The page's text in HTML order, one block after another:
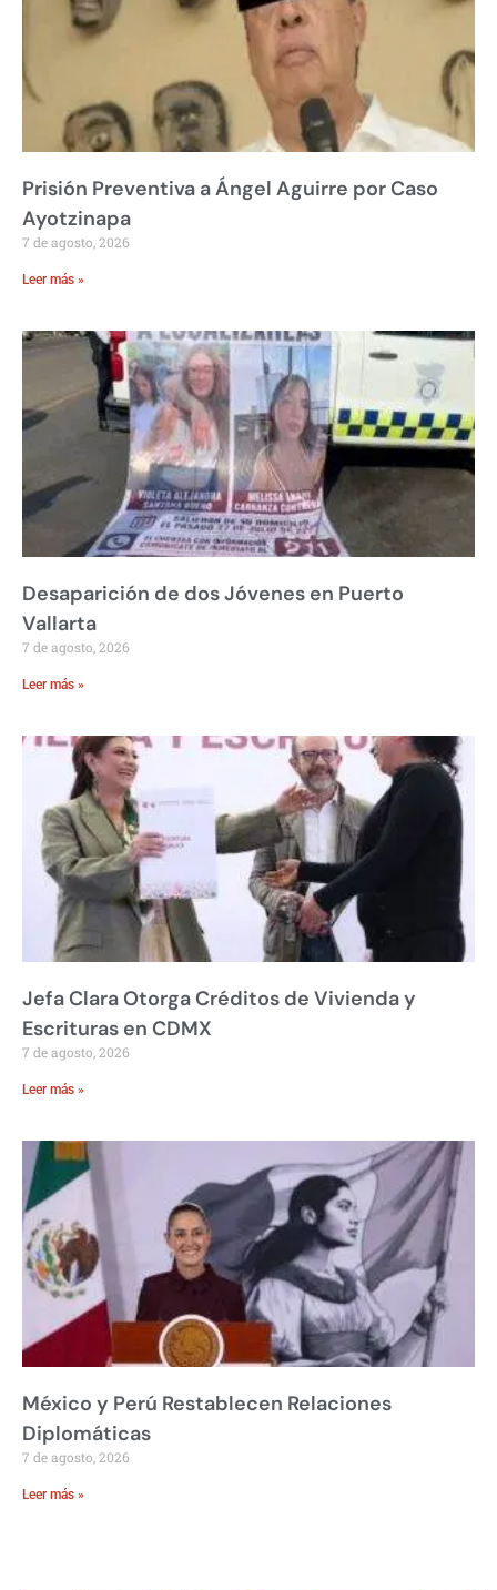
Prisión Preventiva a Ángel Aguirre por Caso
Ayotzinapa
7 de agosto, 2026
Leer más »
Desaparición de dos Jóvenes en Puerto
Vallarta
7 de agosto, 2026
Leer más »
Jefa Clara Otorga Créditos de Vivienda y
Escrituras en CDMX
7 de agosto, 2026
Leer más »
México y Perú Restablecen Relaciones
Diplomáticas
7 de agosto, 2026
Leer más »